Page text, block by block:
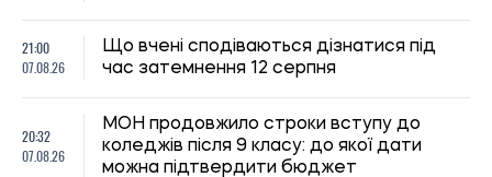
19:00
07.08.26
Вчені з’ясували, як таргани впізнають
«своїх»
18:30
07.08.26
Ринок праці в Україні: чому роботодавці
не можуть знайти кадри, а працівники
все одно незадоволені